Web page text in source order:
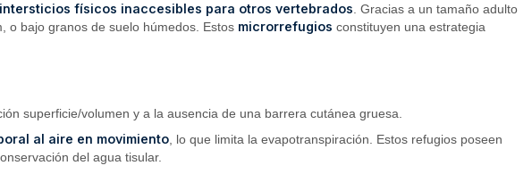
físicos inaccesibles para otros vertebrados . Gracias a un tamaño adulto
o bajo granos de suelo húmedos. Estos microrrefugios constituyen una estrategia
superficie/volumen y a la ausencia de una barrera cutánea gruesa.
al aire en movimiento , lo que limita la evapotranspiración. Estos refugios poseen
del agua tisular.